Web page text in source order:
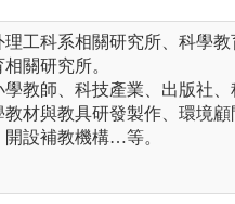
理工科系相關研究所、科學
關研究所。
學教師、科技產業、出版社
材與教具研發製作、環境
設補教機構…等。